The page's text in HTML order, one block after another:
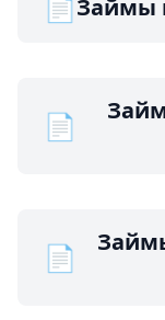
Займы
📄
📄